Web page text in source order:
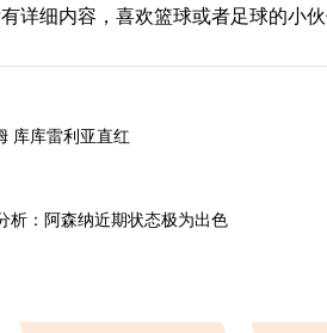
详细内容，喜欢篮球或者足球的小
库库雷利亚直红
析：阿森纳近期状态极为出色